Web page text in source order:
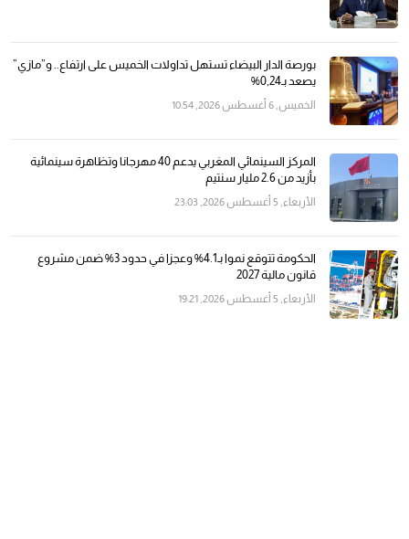
بورصة الدار البيضاء تستهل تداولات الخميس على ارتفاع.. و”مازي”
يصعد بـ0,24%
الخميس, 6 أغسطس 2026, 10:54
المركز السينمائي المغربي يدعم 40 مهرجانا وتظاهرة سينمائية
بأزيد من 2.6 مليار سنتيم
الأربعاء, 5 أغسطس 2026, 23:03
الحكومة تتوقع نموا بـ4.1% وعجزا في حدود 3% ضمن مشروع
قانون مالية 2027
الأربعاء, 5 أغسطس 2026, 19:21